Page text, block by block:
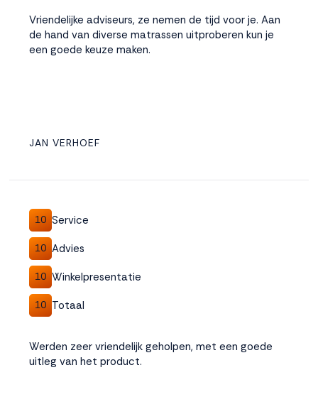
Vriendelijke adviseurs, ze nemen de tijd voor je. Aan
de hand van diverse matrassen uitproberen kun je
een goede keuze maken.
JAN VERHOEF
10 Service
10 Advies
10 Winkelpresentatie
10 Totaal
Werden zeer vriendelijk geholpen, met een goede
uitleg van het product.